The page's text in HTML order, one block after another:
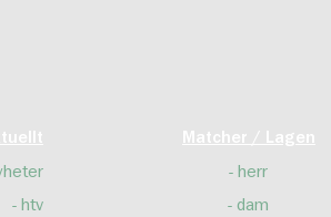
htv
Matcher / Lagen
herr
dam